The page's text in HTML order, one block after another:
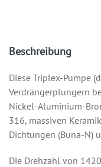
Beschreibung
Diese Triplex-Pumpe
Verdrängerplungern
Nickel-Aluminium-
316, massiven
Dichtungen (Buna-N)
Die Drehzahl von